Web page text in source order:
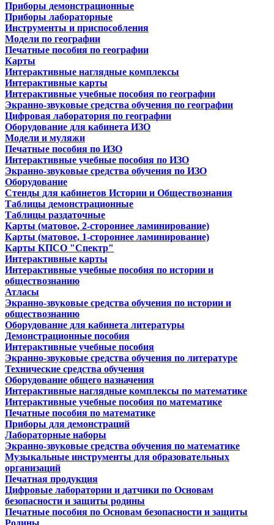
Приборы демонстрационные
Приборы лабораторные
Инструменты и приспособления
Модели по географии
Печатные пособия по географии
Карты
Интерактивные наглядные комплексы
Интерактивные карты
Интерактивные учебные пособия по географии
Экранно-звуковые средства обучения по географии
Цифровая лаборатория по географии
Оборудование для кабинета ИЗО
Модели и муляжи
Печатные пособия по ИЗО
Интерактивные учебные пособия по ИЗО
Экранно-звуковые средства обучения по ИЗО
Оборудование
Стенды для кабинетов Истории и Обществознания
Таблицы демонстрационные
Таблицы раздаточные
Карты (матовое, 2-стороннее ламинирование)
Карты (матовое, 1-стороннее ламинирование)
Карты КПСО "Спектр"
Интерактивные карты
Интерактивные учебные пособия по истории и
обществознанию
Атласы
Экранно-звуковые средства обучения по истории и
обществознанию
Оборудование для кабинета литературы
Демонстрационные пособия
Интерактивные учебные пособия
Экранно-звуковые средства обучения по литературе
Технические средства обучения
Оборудование общего назначения
Интерактивные наглядные комплексы по математике
Интерактивные учебные пособия по математике
Печатные пособия по математике
Приборы для демонстраций
Лабораторные наборы
Экранно-звуковые средства обучения по математике
Музыкальные инструменты для образовательных
организаций
Печатная продукция
Цифровые лаборатории и датчики по Основам
безопасности и защиты родины
Печатные пособия по Основам безопасности и защиты
Родины